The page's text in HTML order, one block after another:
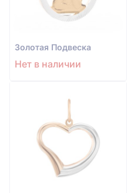
Золотая Подвеска
Нет в наличии